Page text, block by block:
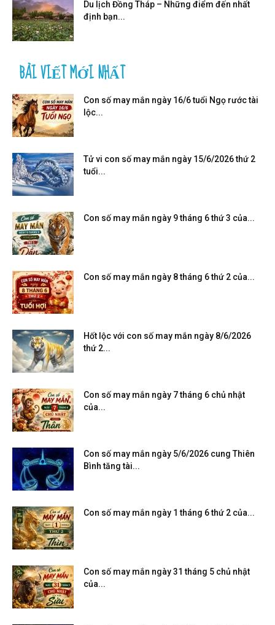
Du lịch Đồng Tháp – Những điểm đến nhất
định bạn...
BÀI VIẾT MỚI NHẤT
Con số may mắn ngày 16/6 tuổi Ngọ rước tài
lộc...
Tử vi con số may mắn ngày 15/6/2026 thứ 2
tuổi...
Con số may mắn ngày 9 tháng 6 thứ 3 của...
Con số may mắn ngày 8 tháng 6 thứ 2 của...
Hốt lộc với con số may mắn ngày 8/6/2026
thứ 2...
Con số may mắn ngày 7 tháng 6 chủ nhật
của...
Con số may mắn ngày 5/6/2026 cung Thiên
Bình tăng tài...
Con số may mắn ngày 1 tháng 6 thứ 2 của...
Con số may mắn ngày 31 tháng 5 chủ nhật
của...